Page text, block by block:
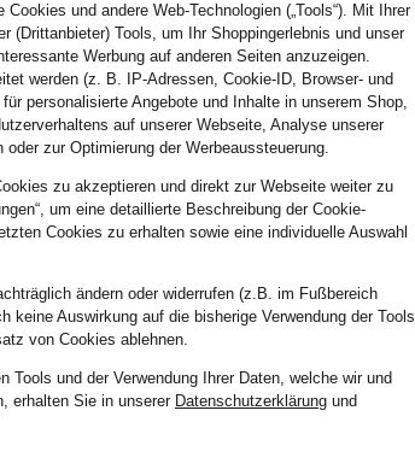
und andere Web-Technologien („Tools“). Mit Ihrer
(Drittanbieter) Tools, um Ihr Shoppingerlebnis und unser
Werbung auf anderen Seiten anzuzeigen.
werden (z. B. IP-Adressen, Cookie-ID, Browser- und
personalisierte Angebote und Inhalte in unserem Shop,
auf unserer Webseite, Analyse unserer
zur Optimierung der Werbeaussteuerung.
zu akzeptieren und direkt zur Webseite weiter zu
um eine detaillierte Beschreibung der Cookie-
Cookies zu erhalten sowie eine individuelle Auswahl
ändern oder widerrufen (z.B. im Fußbereich
keine Auswirkung auf die bisherige Verwendung der Tools
von Cookies ablehnen.
Tools und der Verwendung Ihrer Daten, welche wir und
erhalten Sie in unserer Datenschutzerklärung und